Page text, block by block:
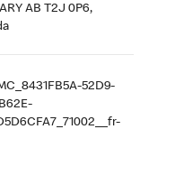
AB T2J 0P6,
52D9-